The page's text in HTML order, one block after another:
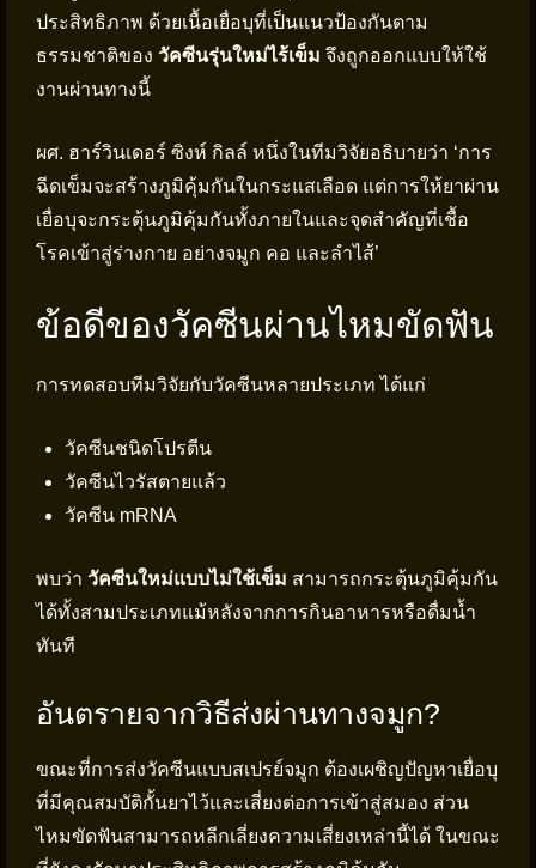
ประสิทธิภาพ ด้วยเนื้อเยื่อบุที่เป็นแนวป้องกันตาม
ธรรมชาติของ วัคซีนรุ่นใหม่ไร้เข็ม จึงถูกออกแบบให้ใช้
งานผ่านทางนี้
ผศ. ฮาร์วินเดอร์ ซิงห์ กิลล์ หนึ่งในทีมวิจัยอธิบายว่า ‘การ
ฉีดเข็มจะสร้างภูมิคุ้มกันในกระแสเลือด แต่การให้ยาผ่าน
เยื่อบุจะกระตุ้นภูมิคุ้มกันทั้งภายในและจุดสำคัญที่เชื้อ
โรคเข้าสู่ร่างกาย อย่างจมูก คอ และลำไส้’
ข้อดีของวัคซีนผ่านไหมขัดฟัน
การทดสอบทีมวิจัยกับวัคซีนหลายประเภท ได้แก่
วัคซีนชนิดโปรตีน
วัคซีนไวรัสตายแล้ว
วัคซีน mRNA
พบว่า วัคซีนใหม่แบบไม่ใช้เข็ม สามารถกระตุ้นภูมิคุ้มกัน
ได้ทั้งสามประเภทแม้หลังจากการกินอาหารหรือดื่มน้ำ
ทันที
อันตรายจากวิธีส่งผ่านทางจมูก?
ขณะที่การส่งวัคซีนแบบสเปรย์จมูก ต้องเผชิญปัญหาเยื่อบุ
ที่มีคุณสมบัติกั้นยาไว้และเสี่ยงต่อการเข้าสู่สมอง ส่วน
ไหมขัดฟันสามารถหลีกเลี่ยงความเสี่ยงเหล่านี้ได้ ในขณะ